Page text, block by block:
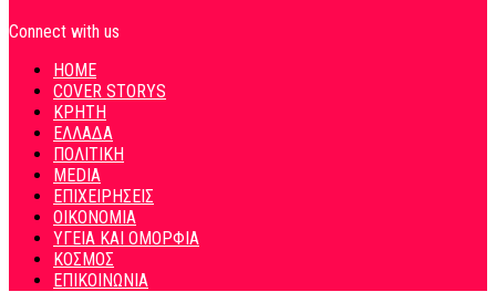
Connect with us
HOME
COVER STORYS
ΚΡΗΤΗ
ΕΛΛΑΔΑ
ΠΟΛΙΤΙΚΗ
MEDIA
ΕΠΙΧΕΙΡΗΣΕΙΣ
ΟΙΚΟΝΟΜΙΑ
ΥΓΕΙΑ ΚΑΙ ΟΜΟΡΦΙΑ
ΚΟΣΜΟΣ
ΕΠΙΚΟΙΝΩΝΙΑ